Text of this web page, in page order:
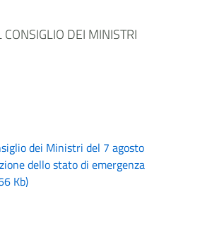
DEI MINISTRI
dei Ministri del 7 agosto
dello stato di emergenza
Kb)